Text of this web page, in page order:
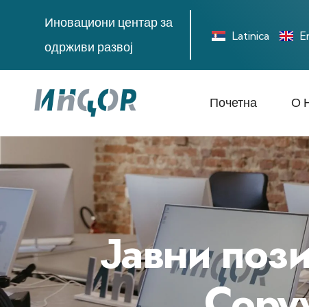
Иновациони центар за
одрживи развој
Latinica
Почетна О
Јавни